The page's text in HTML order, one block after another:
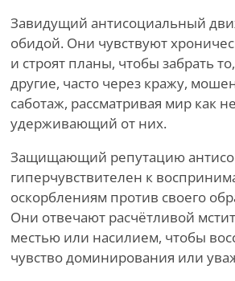
Завидущий антисоциальный
обидой. Они чувствуют
и строят планы, чтобы забрать
другие, часто через кражу,
саботаж, рассматривая мир как
удерживающий от них.
Защищающий репутацию
гиперчувствителен к
оскорблениям против своего
Они отвечают расчётливой
местью или насилием, чтобы
чувство доминирования или